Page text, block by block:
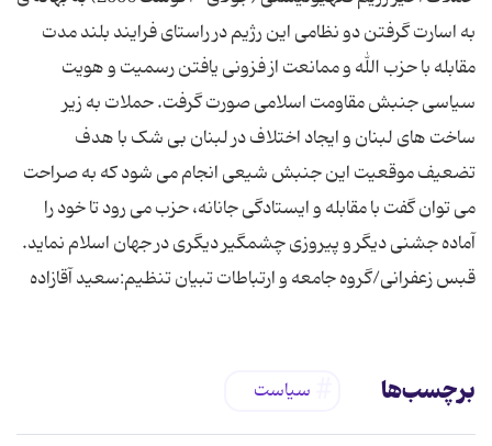
برچسب‌ها سیاست